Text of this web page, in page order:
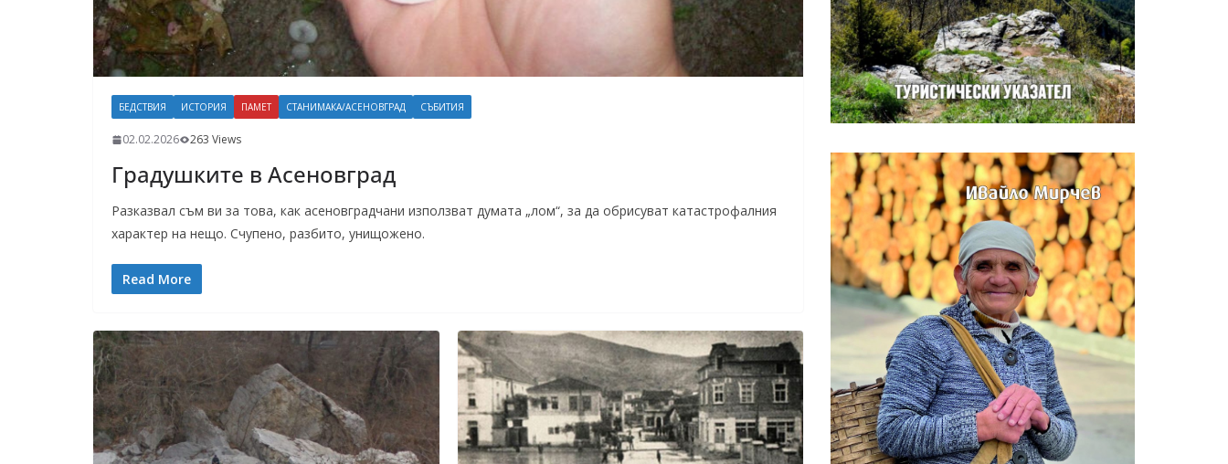
БЕДСТВИЯ ИСТОРИЯ ПАМЕТ СТАНИМАКА/АСЕНОВГРАД СЪБИТИЯ
02.02.2026 263 Views
Градушките в Асеновград
Разказвал съм ви за това, как асеновградчани използват думата „лом“, за да обрисуват катастрофалния
характер на нещо. Счупено, разбито, унищожено.
Read More